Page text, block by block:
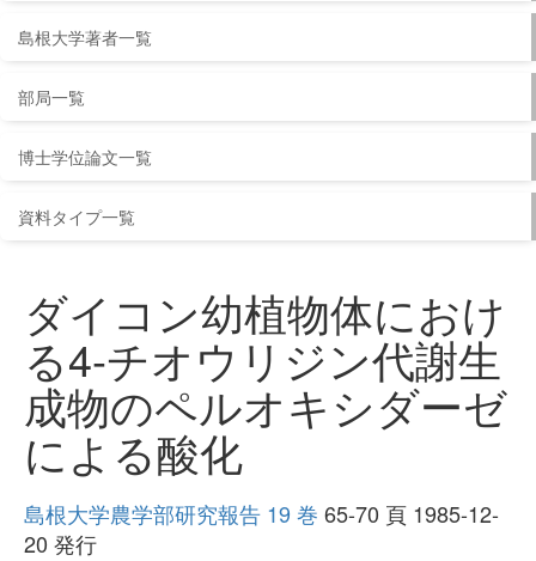
島根大学著者一覧
部局一覧
博士学位論文一覧
資料タイプ一覧
ダイコン幼植物体におけ
る4-チオウリジン代謝生
成物のペルオキシダーゼ
による酸化
島根大学農学部研究報告 19 巻 65-70 頁 1985-12-
20 発行